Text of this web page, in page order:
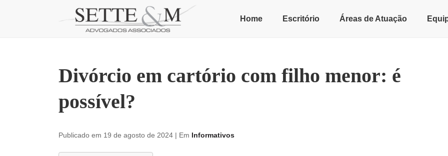
Home Escritório Áreas de Atuação
Divórcio em cartório com filho menor: é
possível?
Publicado em 19 de agosto de 2024 | Em Informativos